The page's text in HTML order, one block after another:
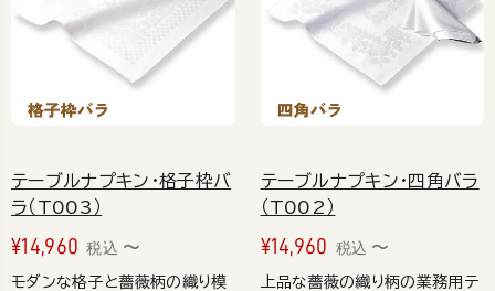
テーブルナプキン・格子枠バ
ラ（T003）
¥14,960 税込 〜
モダンな格子と薔薇柄の織り模
テーブルナプキン・四角バラ
（T002）
¥14,960 税込 〜
上品な薔薇の織り柄の業務用テ